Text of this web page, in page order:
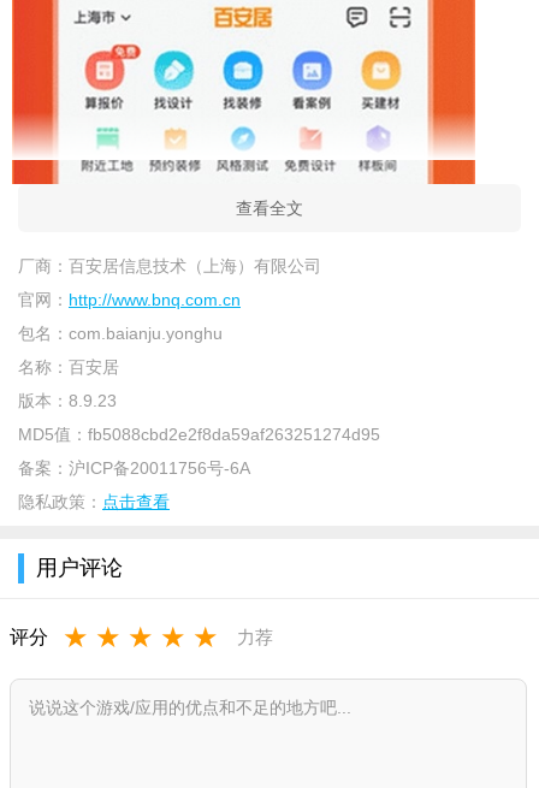
软件特色
1、装修效果图：百万张高清装修效果图，客厅，卧室，书
查看全文
厂商： 百安居信息技术（上海）有限公司
官网： http://www.bnq.com.cn
包名： com.baianju.yonghu
名称： 百安居
版本： 8.9.23
MD5值： fb5088cbd2e2f8da59af263251274d95
备案： 沪ICP备20011756号-6A
隐私政策： 点击查看
用户评论
评分 ★ ★ ★ ★ ★ 力荐